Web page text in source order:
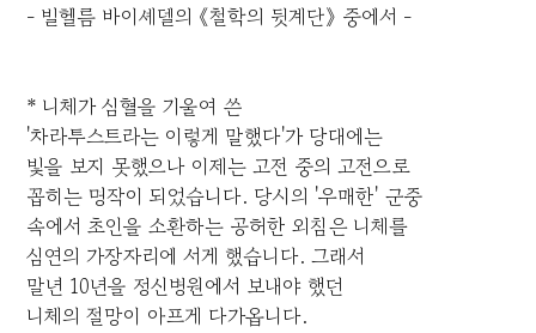
- 빌헬름 바이셰델의 《철학의 뒷계단》 중에서 -
* 니체가 심혈을 기울여 쓴
'차라투스트라는 이렇게 말했다'가 당대에는
빛을 보지 못했으나 이제는 고전 중의 고전으로
꼽히는 명작이 되었습니다. 당시의 '우매한' 군중
속에서 초인을 소환하는 공허한 외침은 니체를
심연의 가장자리에 서게 했습니다. 그래서
말년 10년을 정신병원에서 보내야 했던
니체의 절망이 아프게 다가옵니다.